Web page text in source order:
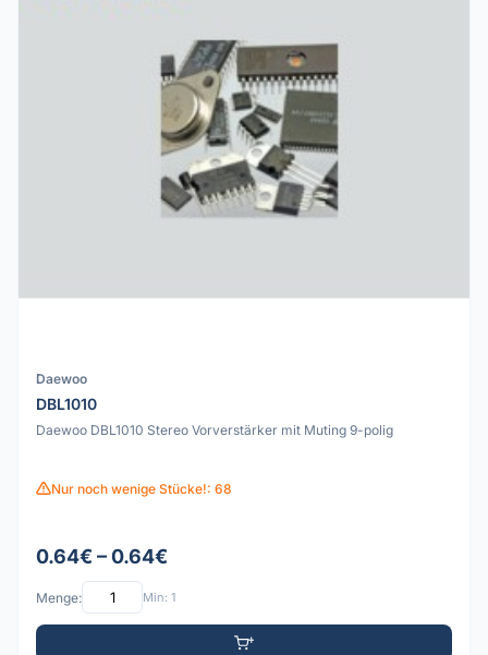
Daewoo
DBL1010
Daewoo DBL1010 Stereo Vorverstärker mit Muting 9-polig
Nur noch wenige Stücke!: 68
0.64€ – 0.64€
Menge: Min: 1